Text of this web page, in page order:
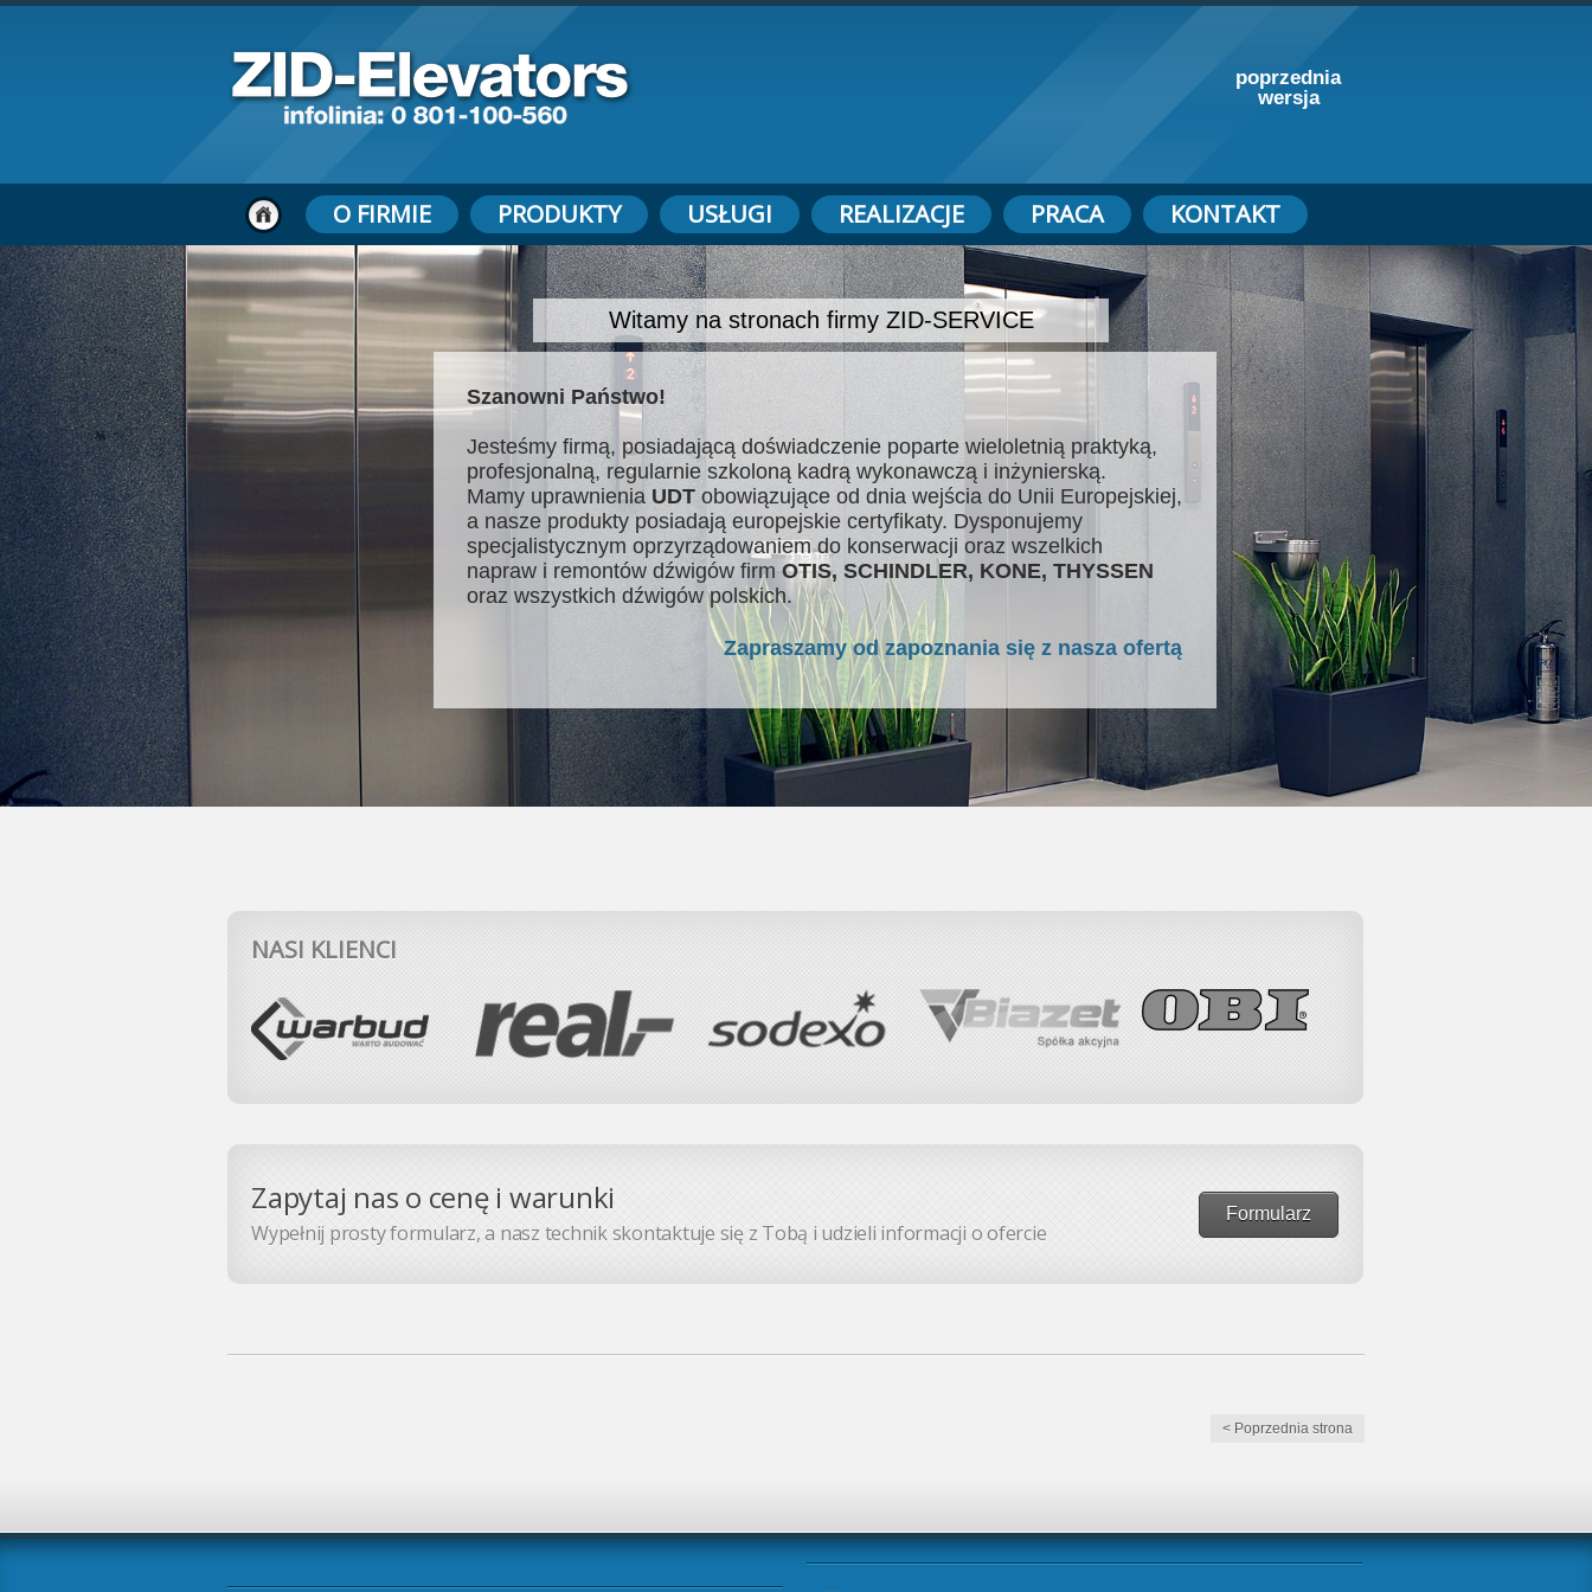
poprzednia
wersja
O FIRMIE PRODUKTY USŁUGI REALIZACJE PRACA KONTAKT
Witamy na stronach firmy ZID-SERVICE
Szanowni Państwo!
Jesteśmy firmą, posiadającą doświadczenie poparte wieloletnią praktyką,
profesjonalną, regularnie szkoloną kadrą wykonawczą i inżynierską.
Mamy uprawnienia UDT obowiązujące od dnia wejścia do Unii Europejskiej,
a nasze produkty posiadają europejskie certyfikaty. Dysponujemy
specjalistycznym oprzyrządowaniem do konserwacji oraz wszelkich
napraw i remontów dźwigów firmOTIS, SCHINDLER, KONE, THYSSEN
oraz wszystkich dźwigów polskich.
Zapraszamy od zapoznania się z nasza ofertą
NASI KLIENCI
Zapytaj nas o cenę i warunki
Wypełnij prosty formularz, a nasz technik skontaktuje się z Tobą i udzieli informacji o ofercie
Formularz
< Poprzednia strona